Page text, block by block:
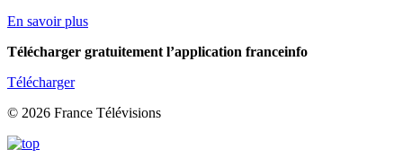
En savoir plus
Télécharger gratuitement l’application franceinfo
Télécharger
© 2026 France Télévisions